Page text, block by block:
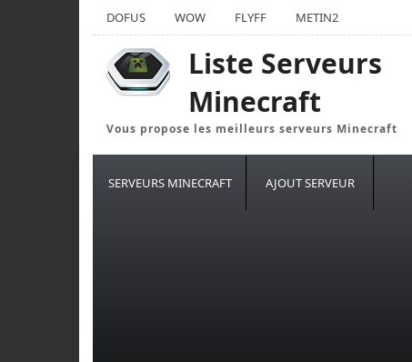
DOFUS WOW FLYFF METIN2
Liste Serveurs
Minecraft
Vous propose les meilleurs serveurs Minecraft
SERVEURS MINECRAFT AJOUT SERVEUR